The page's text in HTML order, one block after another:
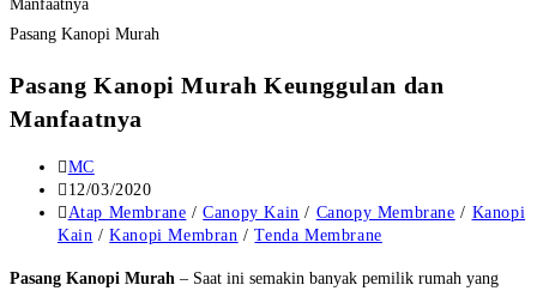
Pasang Kanopi Murah
Pasang Kanopi Murah Keunggulan dan
Manfaatnya
Post
author:
MC
Post
published:
12/03/2020
Post
category:
Atap Membrane / Canopy Kain / Canopy Membrane / Kanopi
Kain / Kanopi Membran / Tenda Membrane
Pasang Kanopi Murah – Saat ini semakin banyak pemilik rumah yang